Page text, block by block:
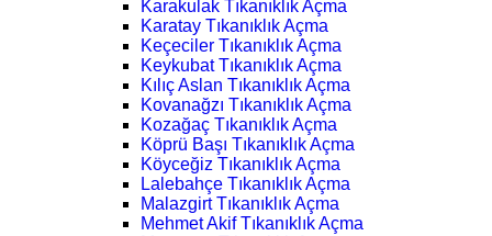
Karakulak Tıkanıklık Açma
Karatay Tıkanıklık Açma
Keçeciler Tıkanıklık Açma
Keykubat Tıkanıklık Açma
Kılıç Aslan Tıkanıklık Açma
Kovanağzı Tıkanıklık Açma
Kozağaç Tıkanıklık Açma
Köprü Başı Tıkanıklık Açma
Köyceğiz Tıkanıklık Açma
Lalebahçe Tıkanıklık Açma
Malazgirt Tıkanıklık Açma
Mehmet Akif Tıkanıklık Açma